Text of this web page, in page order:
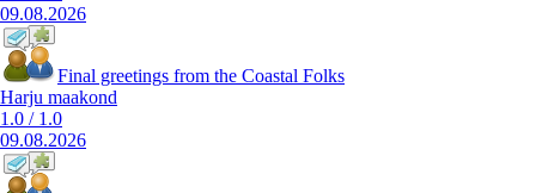
09.08.2026
Final greetings from the Coastal Folks
Harju maakond
1.0 / 1.0
09.08.2026